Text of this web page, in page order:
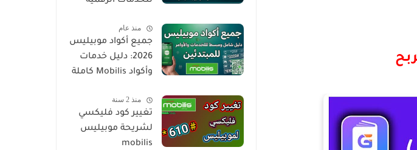
منذ عام
جميع أكواد موبيليس
2026: دليل خدمات
وأكواد Mobilis كاملة
منذ 2 سنة
تغيير كود فليكسي
لشريحة موبيليس
mobilis